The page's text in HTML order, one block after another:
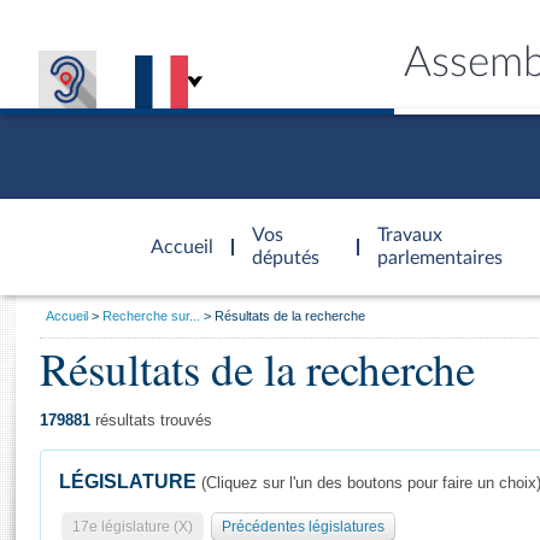
Accueil
d'accueil
Vos
députés
Travaux
parlementaires
Général
Vous
Accueil Recherche sur... Résultats de la recherche
Résultats de la recherche
179881 résultats trouvés
LÉGISLATURE (Cliquez sur l'un des boutons pour faire un choix)
17e législature (X) Précédentes législatures